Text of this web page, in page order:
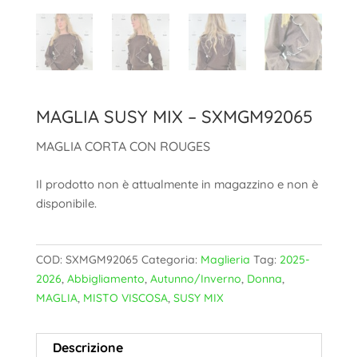
MAGLIA SUSY MIX – SXMGM92065
MAGLIA CORTA CON ROUGES
Il prodotto non è attualmente in magazzino e non è
disponibile.
COD: SXMGM92065 Categoria: Maglieria Tag: 2025-
2026, Abbigliamento, Autunno/Inverno, Donna,
MAGLIA, MISTO VISCOSA, SUSY MIX
Descrizione